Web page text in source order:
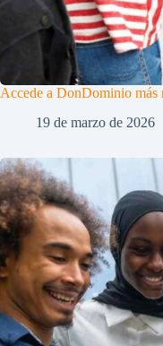
Accede a DonDominio más
19 de marzo de 2026